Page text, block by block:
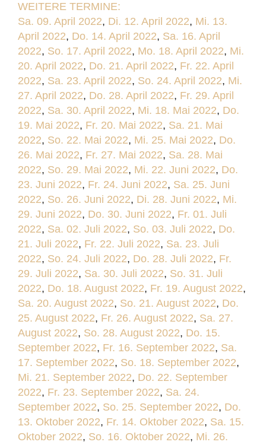
WEITERE TERMINE:
Sa. 09. April 2022, Di. 12. April 2022, Mi. 13.
April 2022, Do. 14. April 2022, Sa. 16. April
2022, So. 17. April 2022, Mo. 18. April 2022, Mi.
20. April 2022, Do. 21. April 2022, Fr. 22. April
2022, Sa. 23. April 2022, So. 24. April 2022, Mi.
27. April 2022, Do. 28. April 2022, Fr. 29. April
2022, Sa. 30. April 2022, Mi. 18. Mai 2022, Do.
19. Mai 2022, Fr. 20. Mai 2022, Sa. 21. Mai
2022, So. 22. Mai 2022, Mi. 25. Mai 2022, Do.
26. Mai 2022, Fr. 27. Mai 2022, Sa. 28. Mai
2022, So. 29. Mai 2022, Mi. 22. Juni 2022, Do.
23. Juni 2022, Fr. 24. Juni 2022, Sa. 25. Juni
2022, So. 26. Juni 2022, Di. 28. Juni 2022, Mi.
29. Juni 2022, Do. 30. Juni 2022, Fr. 01. Juli
2022, Sa. 02. Juli 2022, So. 03. Juli 2022, Do.
21. Juli 2022, Fr. 22. Juli 2022, Sa. 23. Juli
2022, So. 24. Juli 2022, Do. 28. Juli 2022, Fr.
29. Juli 2022, Sa. 30. Juli 2022, So. 31. Juli
2022, Do. 18. August 2022, Fr. 19. August 2022,
Sa. 20. August 2022, So. 21. August 2022, Do.
25. August 2022, Fr. 26. August 2022, Sa. 27.
August 2022, So. 28. August 2022, Do. 15.
September 2022, Fr. 16. September 2022, Sa.
17. September 2022, So. 18. September 2022,
Mi. 21. September 2022, Do. 22. September
2022, Fr. 23. September 2022, Sa. 24.
September 2022, So. 25. September 2022, Do.
13. Oktober 2022, Fr. 14. Oktober 2022, Sa. 15.
Oktober 2022, So. 16. Oktober 2022, Mi. 26.